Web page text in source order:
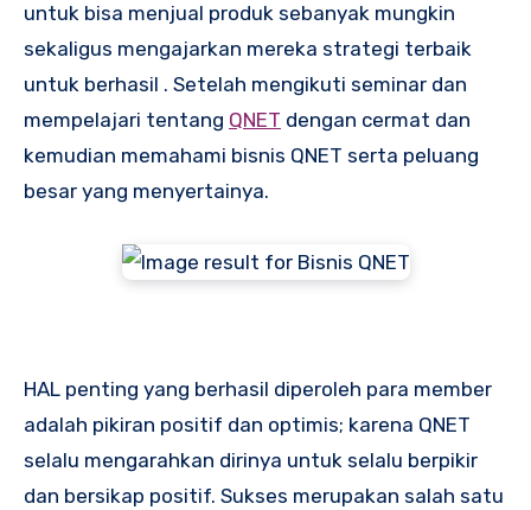
untuk bisa menjual produk sebanyak mungkin
sekaligus mengajarkan mereka strategi terbaik
untuk berhasil . Setelah mengikuti seminar dan
mempelajari tentang QNET dengan cermat dan
kemudian memahami bisnis QNET serta peluang
besar yang menyertainya.
HAL penting yang berhasil diperoleh para member
adalah pikiran positif dan optimis; karena QNET
selalu mengarahkan dirinya untuk selalu berpikir
dan bersikap positif. Sukses merupakan salah satu